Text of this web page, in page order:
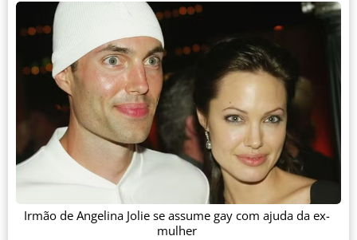
Irmão de Angelina Jolie se assume gay com ajuda da ex-
mulher